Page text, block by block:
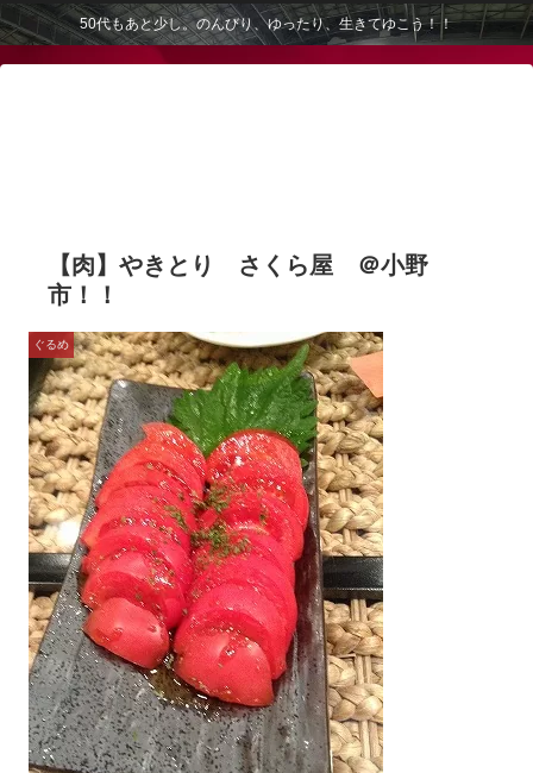
50代もあと少し。のんびり、ゆったり、生きてゆこう！！
【肉】やきとり さくら屋 ＠小野
市！！
ぐるめ